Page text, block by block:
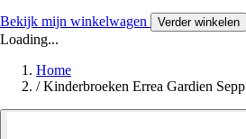
Bekijk mijn winkelwagen Verder winkelen
Loading...
Home
/ Kinderbroeken Errea Gardien Sepp